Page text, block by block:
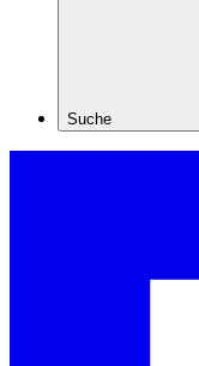
Suche